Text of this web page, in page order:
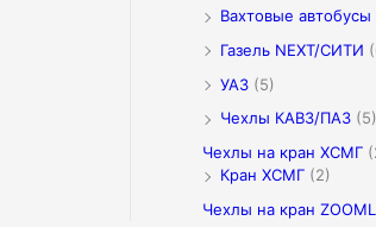
Вахтовые автобусы
Газель NEXT/СИТИ
УАЗ (5)
Чехлы КАВЗ/ПАЗ (5)
Чехлы на кран XCMГ
Кран XCMГ (2)
Чехлы на кран